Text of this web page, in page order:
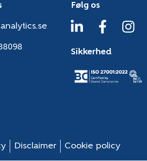
Følg os
Sikkerhed
Disclaimer Cookie policy